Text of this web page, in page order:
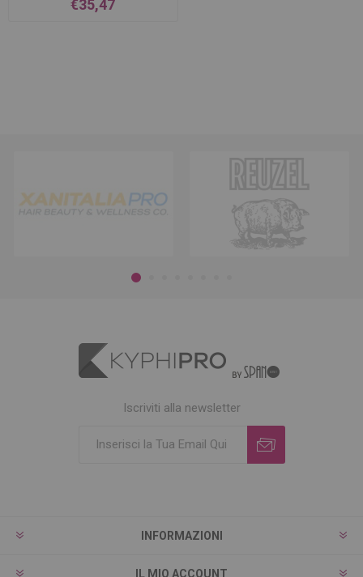
€35,47
Iscriviti alla newsletter
INFORMAZIONI
IL MIO ACCOUNT